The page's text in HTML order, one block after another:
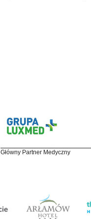
Główny Partner Medyczny